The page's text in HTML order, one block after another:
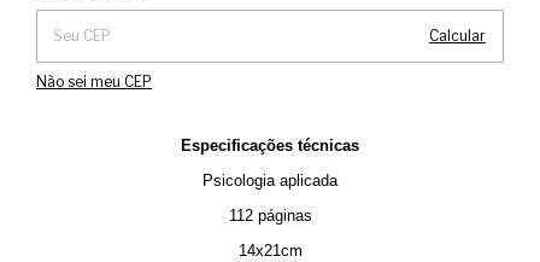
Calcular
Não sei meu CEP
Especificações técnicas
Psicologia aplicada
112 páginas
14x21cm